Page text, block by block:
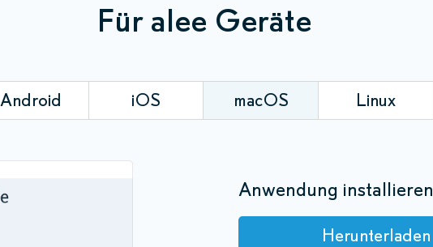
Für alee Geräte
Android iOS macOS Linux
Anwendung installieren
Herunterladen